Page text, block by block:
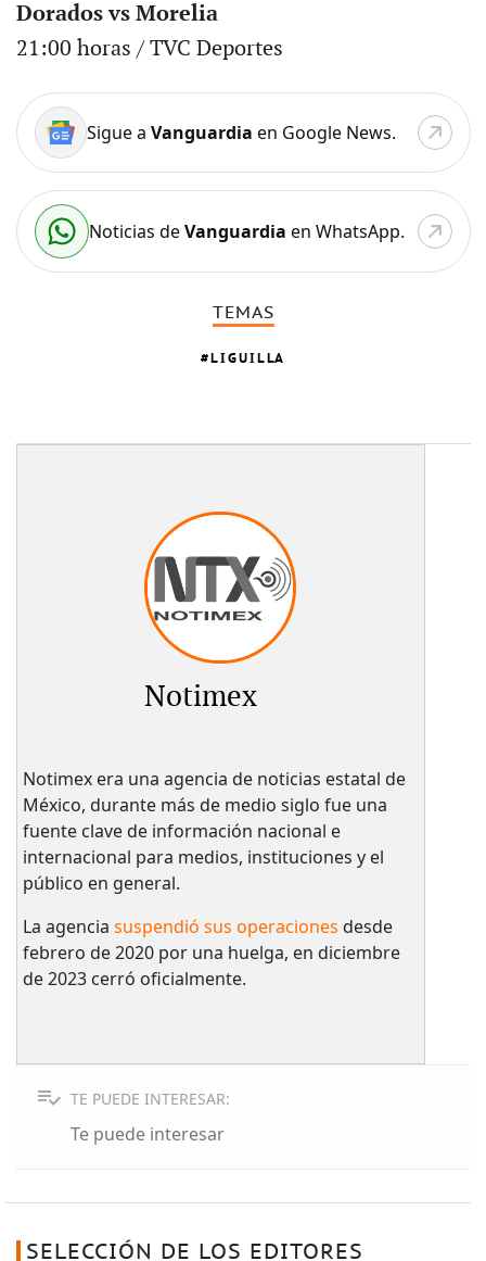
Dorados vs Morelia
21:00 horas / TVC Deportes
Sigue a Vanguardia en Google News.
Noticias deVanguardia en WhatsApp.
TEMAS
LIGUILLA
Notimex
Notimex era una agencia de noticias estatal de
México, durante más de medio siglo fue una
fuente clave de información nacional e
internacional para medios, instituciones y el
público en general.
La agencia suspendió sus operaciones desde
febrero de 2020 por una huelga, en diciembre
de 2023 cerró oficialmente.
TE PUEDE INTERESAR:
Te puede interesar
SELECCIÓN DE LOS EDITORES